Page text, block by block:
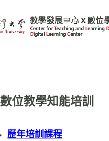
數位教學知能培訓
歷年培訓課程